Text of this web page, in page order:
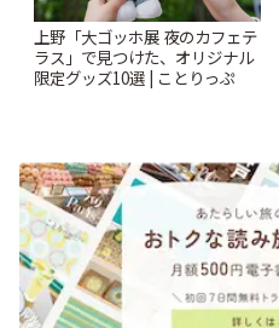
上野「大ゴッホ展 夜のカフェテ
ラス」で見つけた、オリジナル
限定グッズ10選 | ことりっぷ